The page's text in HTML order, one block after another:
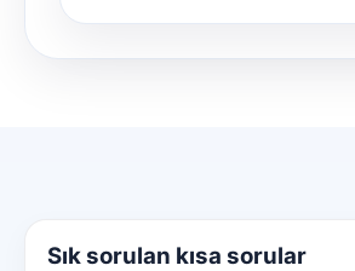
Sık sorulan kısa sorular